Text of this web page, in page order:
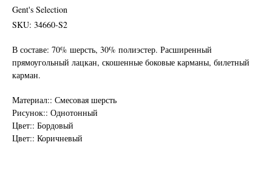
Gent's Selection
SKU: 34660-S2
В составе: 70% шерсть, 30% полиэстер. Расширенный
прямоугольный лацкан, скошенные боковые карманы, билетный
карман.
Материал:: Смесовая шерсть
Рисунок:: Однотонный
Цвет:: Бордовый
Цвет:: Коричневый
Пройдите тест и узнайте стоимость
Нужен отлично сидящий
костюм для офиса?